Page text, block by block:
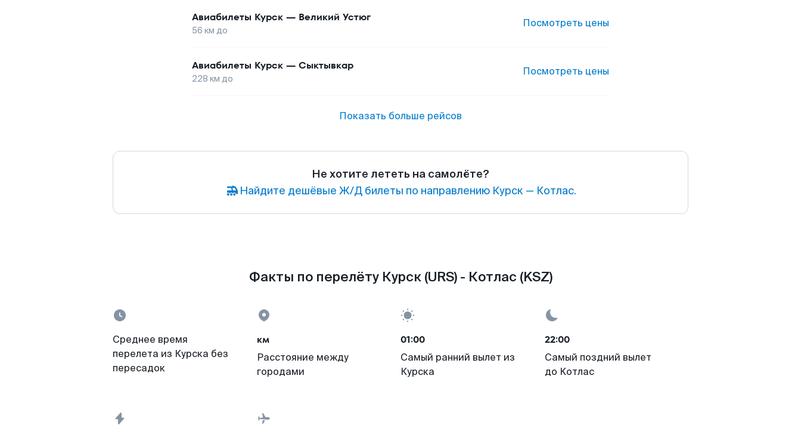
Авиабилеты Курск — Великий Устюг
56 км до
Посмотреть цены
Авиабилеты Курск — Сыктывкар
228 км до
Посмотреть цены
Показать больше рейсов
Не хотите лететь на самолёте?
Найдите дешёвые Ж/Д билеты по направлению Курск — Котлас.
Факты по перелёту Курск (URS) - Котлас (KSZ)
Среднее время
перелета из Курска без
пересадок
км
Расстояние между
городами
01:00
Самый ранний вылет из
Курска
22:00
Самый поздний вылет
до Котлас